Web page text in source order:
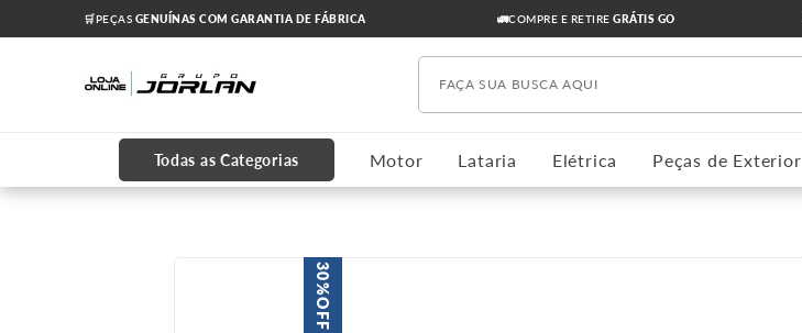
🛒PEÇAS GENUÍNAS COM GARANTIA DE FÁBRICA 🚛COMPRE E RETIREGRÁTIS GO
Faça sua busca aqui
Todas as Categorias Motor Lataria Elétrica Peças de Exterior
30%
OFF
1
chevrolet
2º
onix